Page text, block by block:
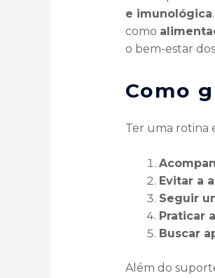
e imunológica
como
o bem-estar
Como
Ter uma rotina
Evitar a
Seguir
Praticar
Buscar
Além do